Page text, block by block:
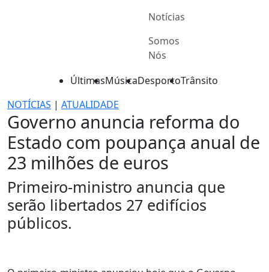
Notícias
Somos
Nós
ÚltimasMúsicaDesportoTrânsito
NOTÍCIAS | ATUALIDADE
Governo anuncia reforma do
Estado com poupança anual de
23 milhões de euros
Primeiro-ministro anuncia que
serão libertados 27 edifícios
públicos.